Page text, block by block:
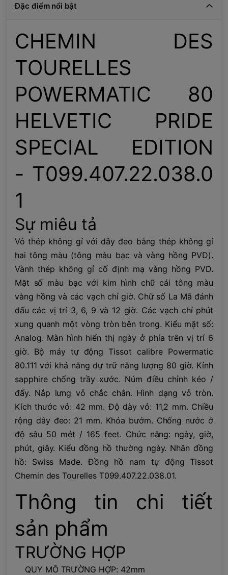
Đặc điểm nổi bật
CHEMIN DES
TOURELLES
POWERMATIC 80
HELVETIC PRIDE
SPECIAL EDITION
- T099.407.22.038.0
1
Sự miêu tả
Vỏ thép không gỉ với dây đeo bằng thép không gỉ
hai tông màu (tông màu bạc và vàng hồng PVD).
Vành thép không gỉ cố định mạ vàng hồng PVD.
Mặt số màu bạc với kim hình chữ cái tông màu
vàng hồng và các vạch chỉ giờ. Chữ số La Mã đánh
dấu các vị trí 3, 6, 9 và 12 giờ. Các vạch chỉ phút
xung quanh một vòng tròn bên trong. Kiểu mặt số:
Analog. Màn hình hiển thị ngày ở phía trên vị trí 6
giờ. Bộ máy tự động Tissot calibre Powermatic
80.111 với khả năng dự trữ năng lượng 80 giờ. Kính
sapphire chống trầy xước. Núm điều chỉnh kéo /
đẩy. Nắp lưng vỏ chắc chắn. Hình dạng vỏ tròn.
Kích thước vỏ: 42 mm. Độ dày vỏ: 11,2 mm. Chiều
rộng dây đeo: 21 mm. Khóa bướm. Chống nước ở
độ sâu 50 mét / 165 feet. Chức năng: ngày, giờ,
phút, giây. Kiểu đồng hồ thường ngày. Nhãn đồng
hồ: Swiss Made. Đồng hồ nam tự động Tissot
Chemin des Tourelles T099.407.22.038.01.
Thông tin chi tiết
sản phẩm
TRƯỜNG HỢP
QUY MÔ TRƯỜNG HỢP: 42mm